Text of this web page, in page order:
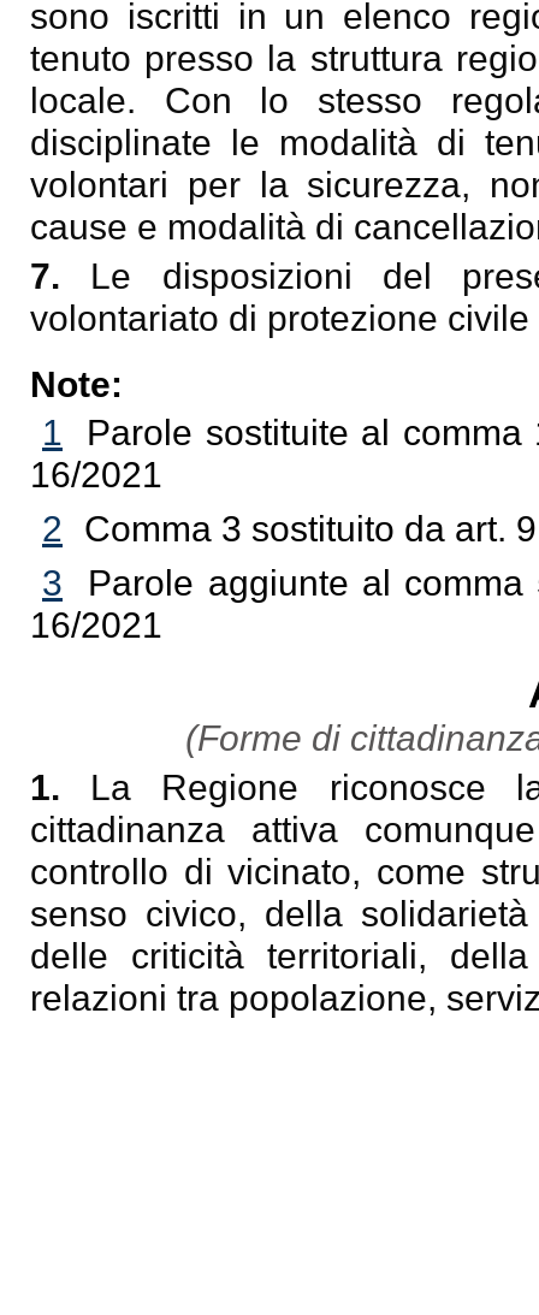
sono iscritti in un elenco
tenuto presso la struttura
locale. Con lo stesso
disciplinate le modalità di
volontari per la sicurezza,
cause e modalità di
7. Le disposizioni del
volontariato di protezione
Note:
1
Parole sostituite al
16/2021
2 Comma 3 sostituito da art.
3
Parole aggiunte al
16/2021
(Forme di
1. La Regione riconosce
cittadinanza attiva
controllo di vicinato, come
senso civico, della
delle criticità territoriali,
relazioni tra popolazione,